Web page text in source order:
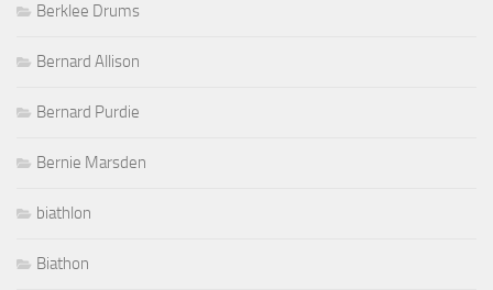
Berklee Drums
Bernard Allison
Bernard Purdie
Bernie Marsden
biathlon
Biathon